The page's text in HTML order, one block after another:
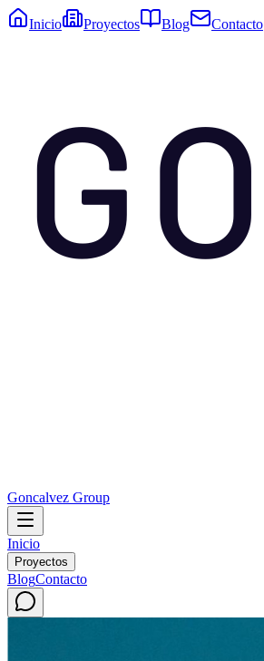
Inicio Proyectos Blog Contacto
Goncalvez Group
Inicio
Proyectos
BlogContacto